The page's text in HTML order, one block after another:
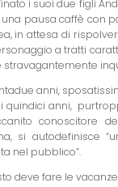
i suoi due figli
pausa caffè con
in attesa di
a tratti
stravagantemente
anni,
anni, 
conoscitore
si autodefinisce
nel pubblico”.
deve fare le